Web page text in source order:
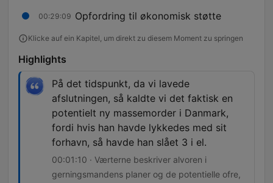
00:29:09 Opfordring til økonomisk støtte
Klicke auf ein Kapitel, um direkt zu diesem Moment zu springen
Highlights
På det tidspunkt, da vi lavede
afslutningen, så kaldte vi det faktisk en
potentielt ny massemorder i Danmark,
fordi hvis han havde lykkedes med sit
forhavn, så havde han slået 3 i el.
00:01:10 · Værterne beskriver alvoren i
gerningsmandens planer og de potentielle ofre,